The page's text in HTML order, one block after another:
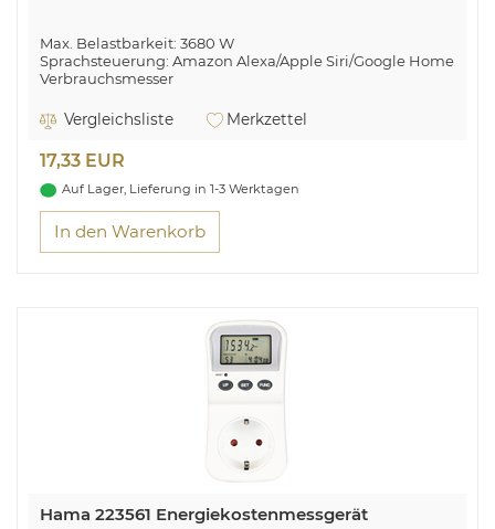
Max. Belastbarkeit: 3680 W
Sprachsteuerung: Amazon Alexa/Apple Siri/Google Home
Verbrauchsmesser
Vergleichsliste
Merkzettel
17,33 EUR
Auf Lager, Lieferung in 1-3 Werktagen
In den Warenkorb
Hama 223561 Energiekostenmessgerät